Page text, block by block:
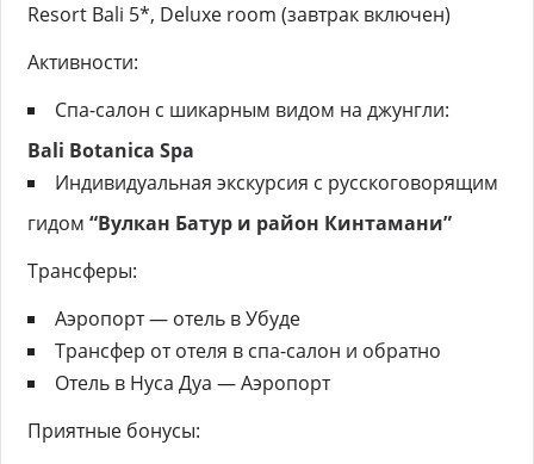
Resort Bali 5*, Deluxe room (завтрак включен)
Активности:
Спа-салон с шикарным видом на джунгли:
Bali Botanica Spa
Индивидуальная экскурсия с русскоговорящим
гидом“Вулкан Батур и район Кинтамани”
Трансферы:
Аэропорт — отель в Убуде
Трансфер от отеля в спа-салон и обратно
Отель в Нуса Дуа — Аэропорт
Приятные бонусы: